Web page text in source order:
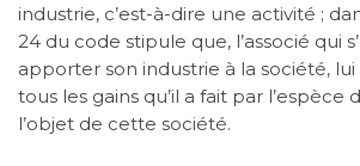
industrie, c’est-à-dire une activité ;
24 du code stipule que, l’associé qui
apporter son industrie à la société,
tous les gains qu’il a fait par l’espèce
l’objet de cette société.